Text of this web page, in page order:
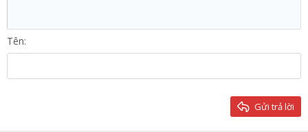
18
22
Times New Roman
Heading 2
Heading 3
Tên
Gửi trả lời